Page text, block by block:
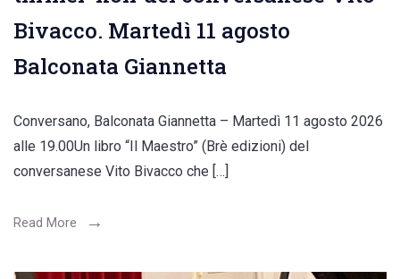
Bivacco. Martedì 11 agosto
Balconata Giannetta
Conversano, Balconata Giannetta – Martedì 11 agosto 2026
alle 19.00Un libro “Il Maestro” (Brè edizioni) del
conversanese Vito Bivacco che […]
Read More